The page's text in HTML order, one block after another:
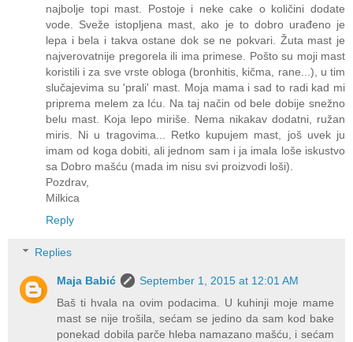
najbolje topi mast. Postoje i neke cake o količini dodate
vode. Sveže istopljena mast, ako je to dobro urađeno je
lepa i bela i takva ostane dok se ne pokvari. Žuta mast je
najverovatnije pregorela ili ima primese. Pošto su moji mast
koristili i za sve vrste obloga (bronhitis, kičma, rane...), u tim
slučajevima su 'prali' mast. Moja mama i sad to radi kad mi
priprema melem za Iću. Na taj način od bele dobije snežno
belu mast. Koja lepo miriše. Nema nikakav dodatni, ružan
miris. Ni u tragovima... Retko kupujem mast, još uvek ju
imam od koga dobiti, ali jednom sam i ja imala loše iskustvo
sa Dobro mašću (mada im nisu svi proizvodi loši).
Pozdrav,
Milkica
Reply
Replies
Maja Babić
September 1, 2015 at 12:01 AM
Baš ti hvala na ovim podacima. U kuhinji moje mame
mast se nije trošila, sećam se jedino da sam kod bake
ponekad dobila parče hleba namazano mašću, i sećam